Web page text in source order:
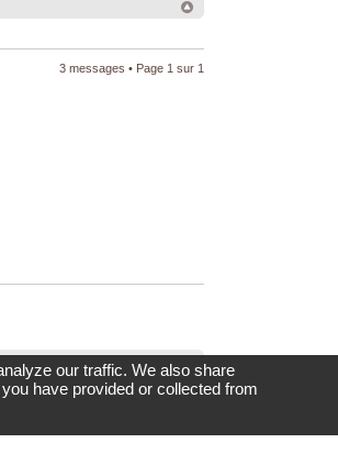
3 messages • Page 1 sur 1
• Heures au format UTC + 1 heure
our traffic. We also share
have provided or collected from